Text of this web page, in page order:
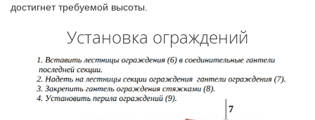
достигнет требуемой высоты.
Установка ограждений